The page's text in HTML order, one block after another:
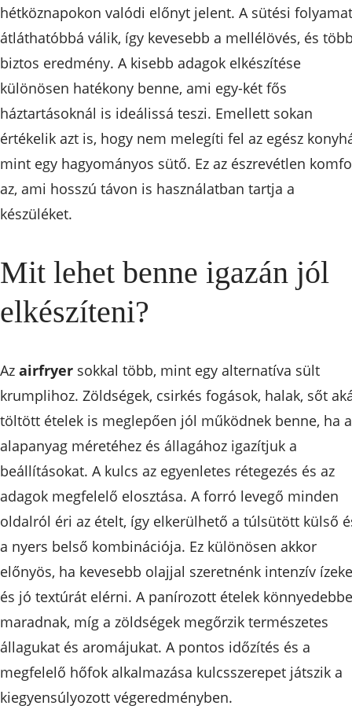
hétköznapokon valódi előnyt jelent. A sütési folyamat
átláthatóbbá válik, így kevesebb a mellélövés, és
biztos eredmény. A kisebb adagok elkészítése
különösen hatékony benne, ami egy-két fős
háztartásoknál is ideálissá teszi. Emellett sokan
értékelik azt is, hogy nem melegíti fel az egész
mint egy hagyományos sütő. Ez az észrevétlen
az, ami hosszú távon is használatban tartja a
készüléket.
Mit lehet benne igazán jól
elkészíteni?
Az airfryer sokkal több, mint egy alternatíva sült
krumplihoz. Zöldségek, csirkés fogások, halak, sőt
töltött ételek is meglepően jól működnek benne, ha
alapanyag méretéhez és állagához igazítjuk a
beállításokat. A kulcs az egyenletes rétegezés és az
adagok megfelelő elosztása. A forró levegő minden
oldalról éri az ételt, így elkerülhető a túlsütött külső
a nyers belső kombinációja. Ez különösen akkor
előnyös, ha kevesebb olajjal szeretnénk intenzív
és jó textúrát elérni. A panírozott ételek
maradnak, míg a zöldségek megőrzik természetes
állagukat és aromájukat. A pontos időzítés és a
megfelelő hőfok alkalmazása kulcsszerepet játszik a
kiegyensúlyozott végeredményben.